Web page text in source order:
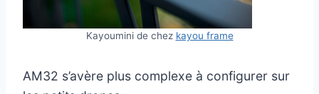
Kayoumini de chez kayou frame
AM32 s’avère plus complexe à configurer sur